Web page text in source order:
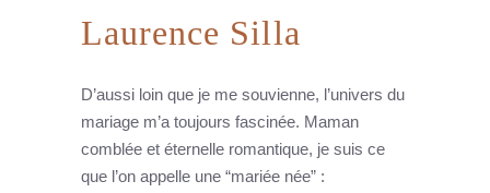
Laurence Silla
D’aussi loin que je me souvienne, l’univers du
mariage m’a toujours fascinée. Maman
comblée et éternelle romantique, je suis ce
que l’on appelle une “mariée née” :